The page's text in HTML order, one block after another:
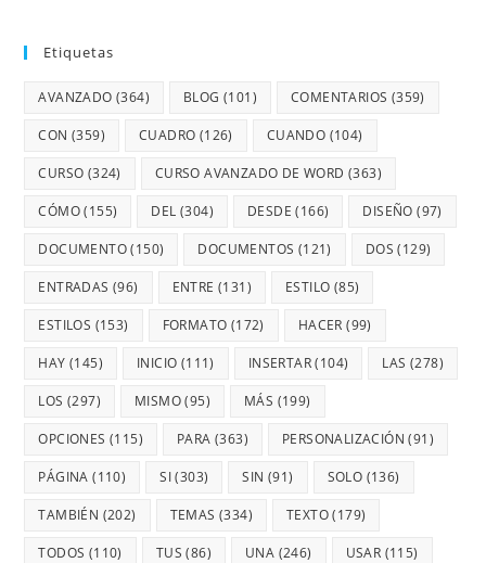
Etiquetas
AVANZADO (364) BLOG (101) COMENTARIOS (359)
CON (359) CUADRO (126) CUANDO (104)
CURSO (324) CURSO AVANZADO DE WORD (363)
CÓMO(155) DEL (304) DESDE (166) DISEÑO (97)
DOCUMENTO(150) DOCUMENTOS (121) DOS (129)
ENTRADAS (96) ENTRE (131) ESTILO (85)
ESTILOS (153) FORMATO (172) HACER (99)
HAY (145) INICIO (111) INSERTAR(104) LAS (278)
LOS (297) MISMO(95) MÁS (199)
OPCIONES (115) PARA (363) PERSONALIZACIÓN (91)
PÁGINA (110) SI(303) SIN (91) SOLO (136)
TAMBIÉN (202) TEMAS (334) TEXTO(179)
TODOS (110) TUS (86) UNA (246) USAR (115)